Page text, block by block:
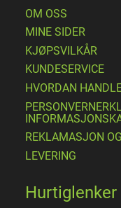
OM OSS
MINE SIDER
​KJØPSVILKÅR
KUNDESERVICE
HVORDAN
REKLAMASJON
LEVERING
Hurtiglenker